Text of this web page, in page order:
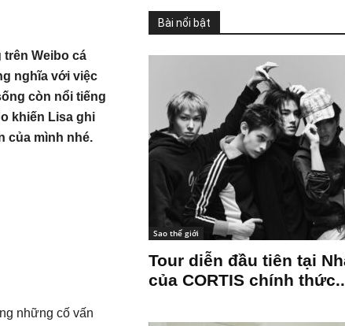
trên Weibo cá
nghĩa với việc
còn nổi tiếng
khiến Lisa ghi
của mình nhé.
những cố vấn
Bài nổi bật
Sao thế giới
Tour diễn đầu tiên tại
của CORTIS chính